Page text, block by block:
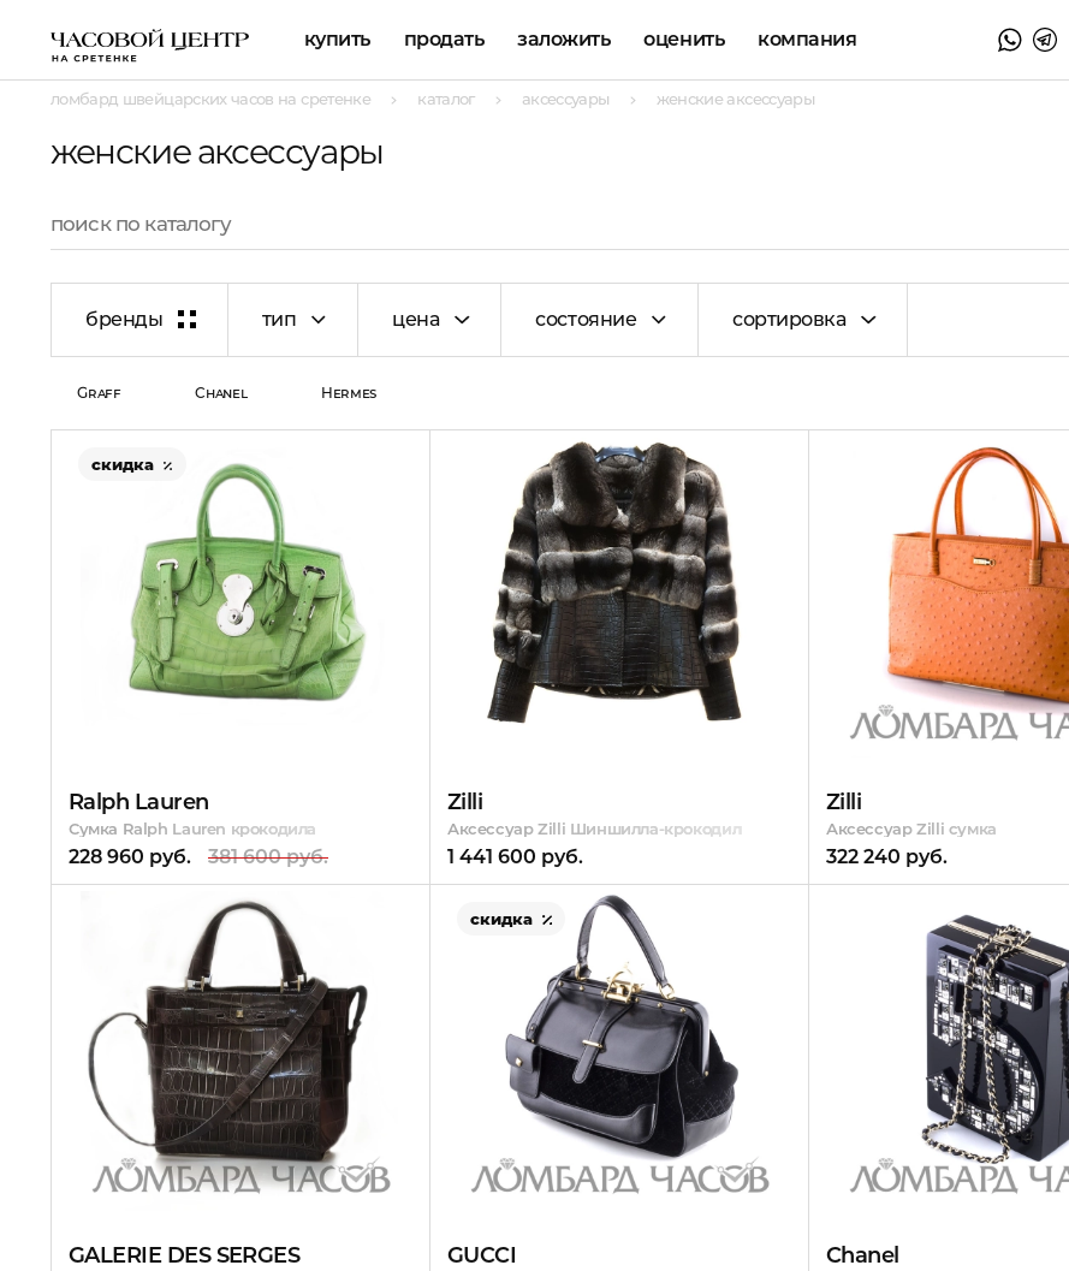
купить продать заложить оценить компания
ломбард швейцарских часов на сретенке каталог аксессуары женские аксессуары
женские аксессуары
бренды тип цена состояние сортировка
Graff Chanel Hermes
Ralph Lauren
Сумка Ralph Lauren крокодила
228 960 руб. 381 600 руб.
скидка
Zilli
Аксессуар Zilli Шиншилла-крокодил
1 441 600 руб.
Zilli
Аксессуар Zilli сумка
322 240 руб.
GALERIE DES SERGES GUCCI
скидка
Chanel